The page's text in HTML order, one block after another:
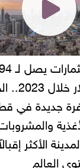
يضبط
استولى على
بزعم